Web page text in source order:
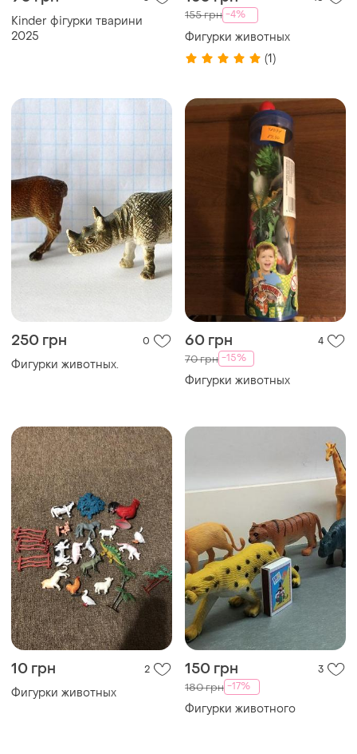
Kinder фігурки тварини
2025
155 грн -4%
Фигурки животных
(1)
250 грн 0
Фигурки животных.
60 грн 4
70 грн -15%
Фигурки животных
10 грн 2
Фигурки животных
150 грн 3
180 грн -17%
Фигурки животного